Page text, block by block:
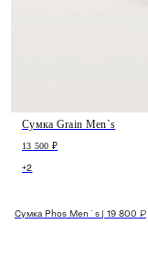
Сумка Grain Men`s
13 500 ₽
+2
Сумка Phos Men`s | 19 800 ₽